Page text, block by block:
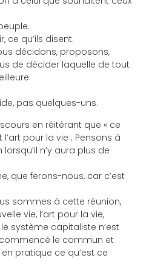
ce qu’ils disent.
décidons, proposons,
de décider laquelle de tout
pas quelques-uns.
en réitérant que « ce
pour la vie ; Pensons à
n’y aura plus de
que ferons-nous, car c’est
sommes à cette réunion,
vie, l’art pour la vie,
système capitaliste n’est
le commun et
pratique ce qu’est ce